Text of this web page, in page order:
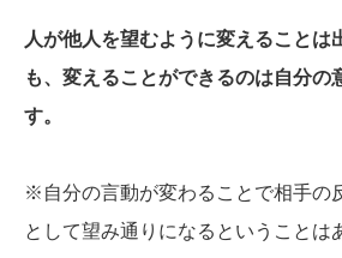
人が他人を望むように変えることは
も、変えることができるのは自分の
す。
※自分の言動が変わることで相手の
として望み通りになるということは